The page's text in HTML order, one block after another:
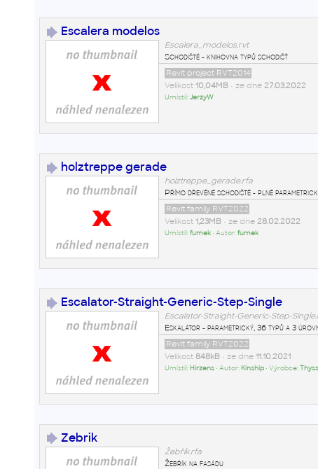
Escalera modelos
Escalera_modelos.rvt
Schodiště - knihovna typů schodišť
Revit project RVT2014
Velikost 10,04MB• ze dne 27.03.2022
Umístil:JerzyW
holztreppe gerade
holztreppe_gerade.rfa
Přímo dřevěné schodiště - plně
Revit family RVT2022
Velikost 1,23MB• ze dne 28.02.2022
Umístil:fumek• Autor:fumek
Escalator-Straight-Generic-Step-Single
Escalator-Straight-Generic-Step-
Eskalátor - parametrický, 36 typů a 3
Revit family RVT2022
Velikost 848kB• ze dne 11.10.2021
Umístil: Hirzens• Autor: Kinship• Výrobce:
Zebrik
Žebřík.rfa
Žebřík na fasádu